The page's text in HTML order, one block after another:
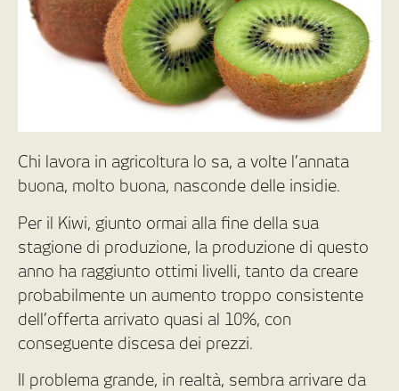
Chi lavora in agricoltura lo sa, a volte l’annata
buona, molto buona, nasconde delle insidie.
Per il Kiwi, giunto ormai alla fine della sua
stagione di produzione, la produzione di questo
anno ha raggiunto ottimi livelli, tanto da creare
probabilmente un aumento troppo consistente
dell’offerta arrivato quasi al 10%, con
conseguente discesa dei prezzi.
Il problema grande, in realtà, sembra arrivare da